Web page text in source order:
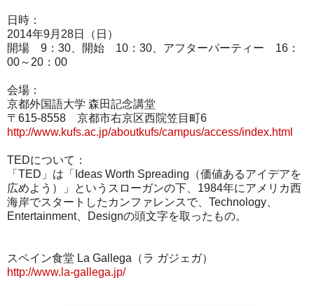
日時：
2014年9月28日（日）
開場 9：30、開始 10：30、アフターパーティー 16：
00～20：00
会場：
京都外国語大学 森田記念講堂
〒615-8558 京都市右京区西院笠目町6
http://www.kufs.ac.jp/aboutkufs/campus/access/index.html
TEDについて：
「TED」は「Ideas Worth Spreading（価値あるアイデアを
広めよう）」というスローガンの下、1984年にアメリカ西
海岸でスタートしたカンファレンスで、Technology、
Entertainment、Designの頭文字を取ったもの。
スペイン食堂 La Gallega（ラ ガジェガ）
http://www.la-gallega.jp/